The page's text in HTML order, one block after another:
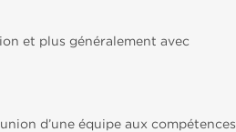
et plus généralement avec
d’une équipe aux compétences